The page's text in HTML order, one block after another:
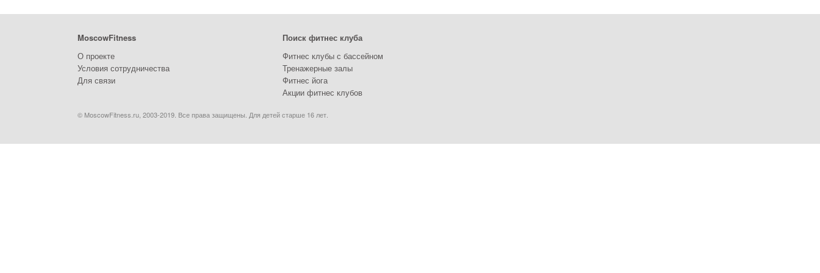
MoscowFitness
О проекте
Условия сотрудничества
Для связи
Поиск фитнес клуба
Фитнес клубы с бассейном
Тренажерные залы
Фитнес йога
Акции фитнес клубов
© MoscowFitness.ru, 2003-2019. Все права защищены. Для детей старше 16 лет.